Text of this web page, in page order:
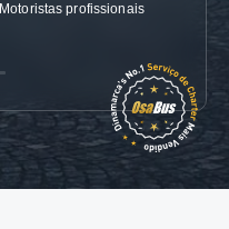
Motoristas profissionais